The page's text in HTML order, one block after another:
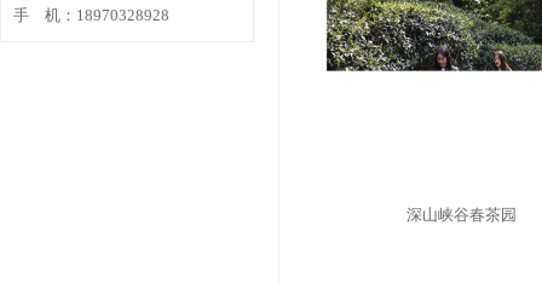
手 机：18970328928
深山峡谷春茶园